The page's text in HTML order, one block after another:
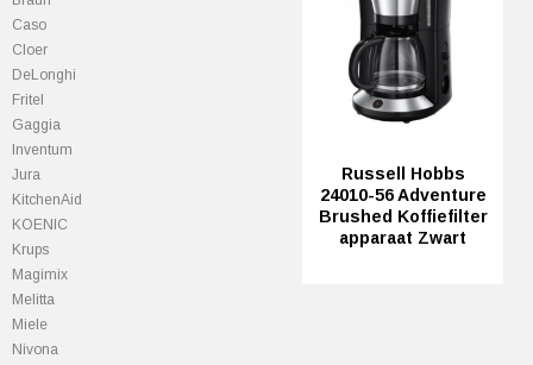
Caso
Cloer
DeLonghi
Fritel
Gaggia
Inventum
Jura
KitchenAid
KOENIC
Krups
Magimix
Melitta
Miele
Nivona
Russell Hobbs
24010-56 Adventure
Brushed Koffiefilter
apparaat Zwart